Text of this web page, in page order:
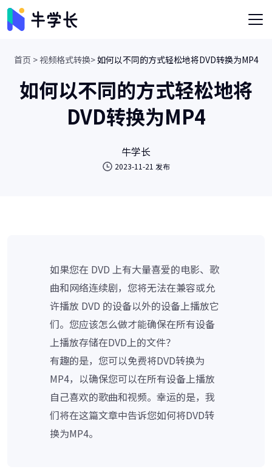
首页 >视频格式转换>如何以不同的方式轻松地将DVD转换为MP4
如何以不同的方式轻松地将
DVD转换为MP4
牛学长
2023-11-21 发布
如果您在 DVD 上有大量喜爱的电影、歌
曲和网络连续剧，您将无法在兼容或允
许播放 DVD 的设备以外的设备上播放它
们。您应该怎么做才能确保在所有设备
上播放存储在DVD上的文件？
有趣的是，您可以免费将DVD转换为
MP4，以确保您可以在所有设备上播放
自己喜欢的歌曲和视频。幸运的是，我
们将在这篇文章中告诉您如何将DVD转
换为MP4。